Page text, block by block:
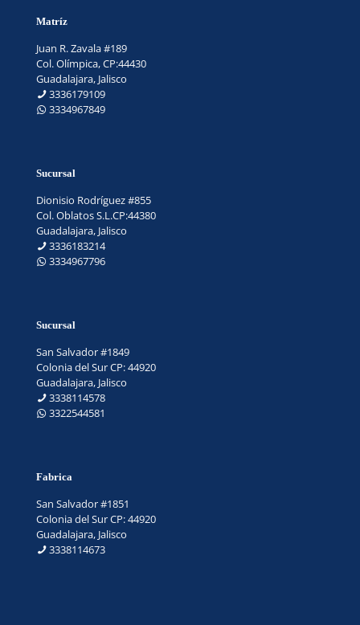
Matríz
Juan R. Zavala #189
Col. Olímpica, CP:44430
Guadalajara, Jalisco
3336179109
3334967849
Sucursal
Dionisio Rodríguez #855
Col. Oblatos S.L.CP:44380
Guadalajara, Jalisco
3336183214
3334967796
Sucursal
San Salvador #1849
Colonia del Sur CP: 44920
Guadalajara, Jalisco
3338114578
3322544581
Fabrica
San Salvador #1851
Colonia del Sur CP: 44920
Guadalajara, Jalisco
3338114673